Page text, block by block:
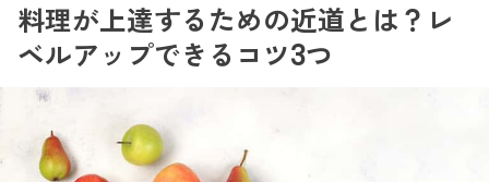
料理が上達するための近道とは？レ
ベルアップできるコツ3つ